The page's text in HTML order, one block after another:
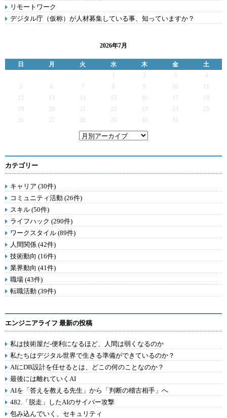
リモートワーク
デジタル庁（仮称）が人材募集している事、知っていますか？
2026年7月
日 月 火 水 木 金
土
2 3
4
5
6 7 9
12
13 14 15 16 17
19
20 21 22 23 24
25
26
27 28 29 30 31
カテゴリー
キャリア (30件)
コミュニティ活動 (26件)
スキル (50件)
ライフハック (290件)
ワークスタイル (89件)
人間関係 (42件)
技術動向 (16件)
業界動向 (41件)
職場 (43件)
転職活動 (39件)
エンジニアライフ 最新の投稿
私は技術屋だ-便利になるほど、人間は弱くなるのか
私たちはデジタル世界で生きる準備ができているのか？
AIにDB設計を任せるとは、どこの何のことなのか？
最後には離れていくAI
AIを「答えを教える先生」から「判断の稽古相手」へ
482.「脱走」したAIのサイバー攻撃
包み込んでいく、セキュリティ